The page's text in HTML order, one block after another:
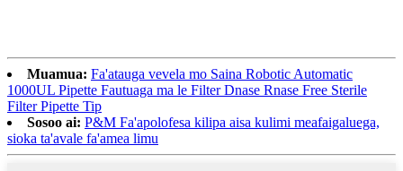
Muamua: Fa'atauga vevela mo Saina Robotic Automatic
1000UL Pipette Fautuaga ma le Filter Dnase Rnase Free Sterile
Filter Pipette Tip
Sosoo ai: P&M Fa'apolofesa kilipa aisa kulimi meafaigaluega,
sioka ta'avale fa'amea limu